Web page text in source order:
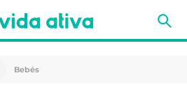
Bebés